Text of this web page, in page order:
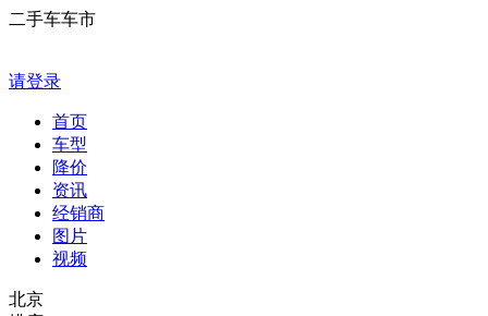
二手车车市
请登录
首页
车型
降价
资讯
经销商
图片
视频
北京